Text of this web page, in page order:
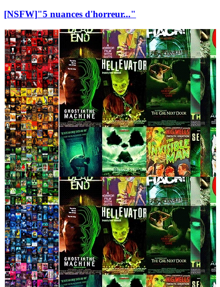
[NSFW]"5 nuances d'horreur..."